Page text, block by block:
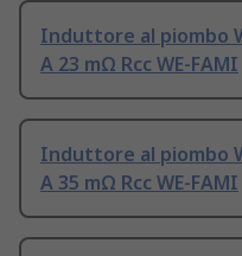
Induttore al piombo
A 23 mΩ Rcc WE-FAMI
Induttore al piombo
A 35 mΩ Rcc WE-FAMI